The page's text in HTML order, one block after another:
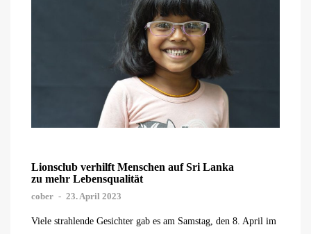
Lionsclub verhilft Menschen auf Sri Lanka
zu mehr Lebensqualität
cober - 23. April 2023
Viele strahlende Gesichter gab es am Samstag, den 8. April im